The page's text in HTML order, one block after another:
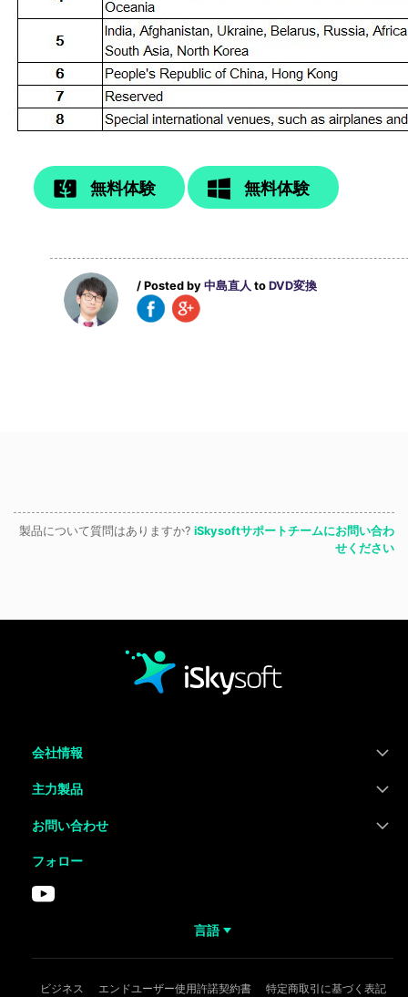
無料体験 無料体験
/ Posted by 中島直人 to DVD変換
製品について質問はありますか? iSkysoftサポートチームにお問い合わ
せください
会社情報
主力製品
お問い合わせ
フォロー
言語
ビジネス エンドユーザー使用許諾契約書 特定商取引に基づく表記